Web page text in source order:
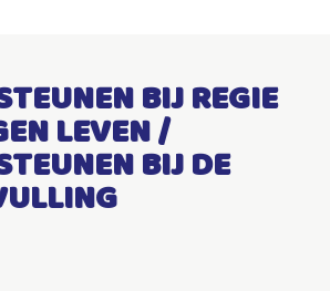
BIJ REGIE
LEVEN /
BIJ DE